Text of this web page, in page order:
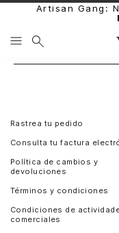
Artisan Gang:
Rastrea tu pedido
Consulta tu factura
Política de cambios y
devoluciones
Términos y condiciones
Condiciones de
comerciales